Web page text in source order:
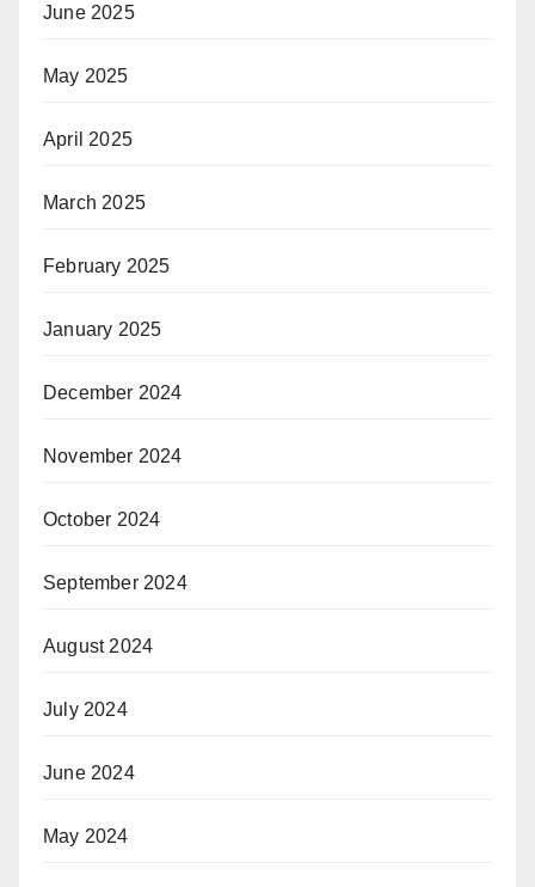
June 2025
May 2025
April 2025
March 2025
February 2025
January 2025
December 2024
November 2024
October 2024
September 2024
August 2024
July 2024
June 2024
May 2024